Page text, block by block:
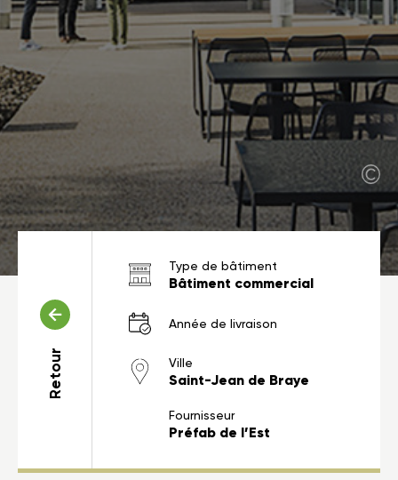
Retour
Type de bâtiment
Bâtiment commercial
Année de livraison
Ville
Saint-Jean de Braye
Fournisseur
Préfab de l’Est